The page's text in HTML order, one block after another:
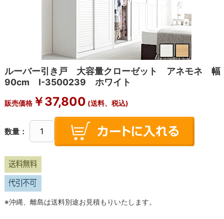
ルーバー引き戸 大容量クローゼット アネモネ 幅
90cm I-3500239 ホワイト
販売価格￥37,800 (送料、税込)
数量：
※沖縄、離島は送料別途お見積もりいたします。